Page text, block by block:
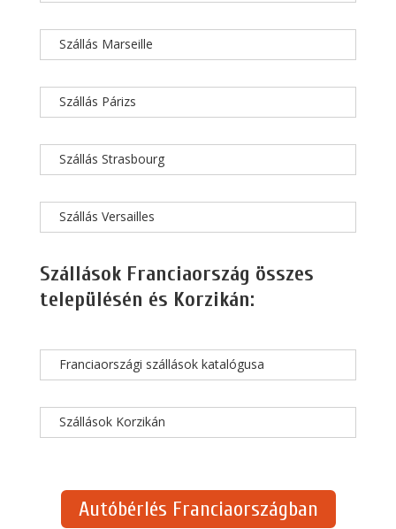
Szállás Marseille
Szállás Párizs
Szállás Strasbourg
Szállás Versailles
Szállások Franciaország összes
településén és Korzikán:
Franciaországi szállások katalógusa
Szállások Korzikán
Autóbérlés Franciaországban